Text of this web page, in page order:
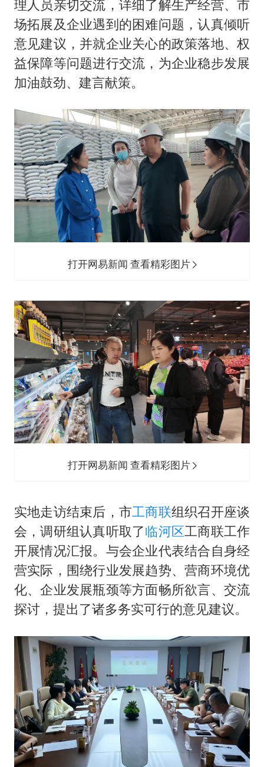
理人员亲切交流，详细了解生产经营、市
场拓展及企业遇到的困难问题，认真倾听
意见建议，并就企业关心的政策落地、权
益保障等问题进行交流，为企业稳步发展
加油鼓劲、建言献策。
打开网易新闻 查看精彩图片
打开网易新闻 查看精彩图片
实地走访结束后，市工商联组织召开座谈
会，调研组认真听取了临河区工商联工作
开展情况汇报。与会企业代表结合自身经
营实际，围绕行业发展趋势、营商环境优
化、企业发展瓶颈等方面畅所欲言、交流
探讨，提出了诸多务实可行的意见建议。